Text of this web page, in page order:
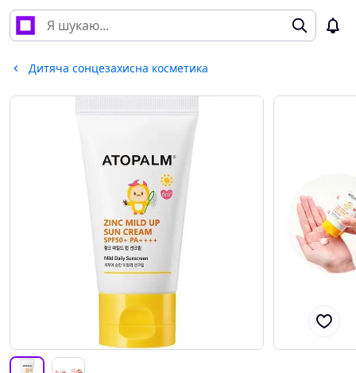
Дитяча сонцезахисна косметика